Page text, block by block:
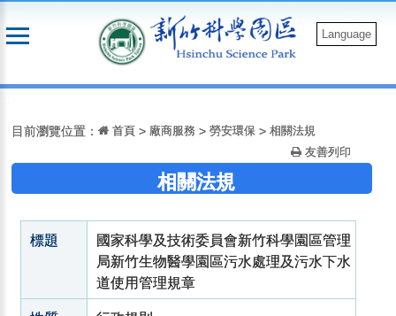
到
Language
目前瀏覽位置： 首頁 > 廠商服務 >勞安環保 >相關法規
友善列印
相關法規
標題
國家科學及技術委員會新竹科學園區管理
局新竹生物醫學園區污水處理及污水下水
道使用管理規章